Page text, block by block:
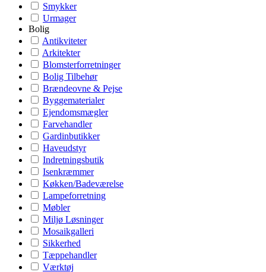
Smykker
Urmager
Bolig
Antikviteter
Arkitekter
Blomsterforretninger
Bolig Tilbehør
Brændeovne & Pejse
Byggematerialer
Ejendomsmægler
Farvehandler
Gardinbutikker
Haveudstyr
Indretningsbutik
Isenkræmmer
Køkken/Badeværelse
Lampeforretning
Møbler
Miljø Løsninger
Mosaikgalleri
Sikkerhed
Tæppehandler
Værktøj